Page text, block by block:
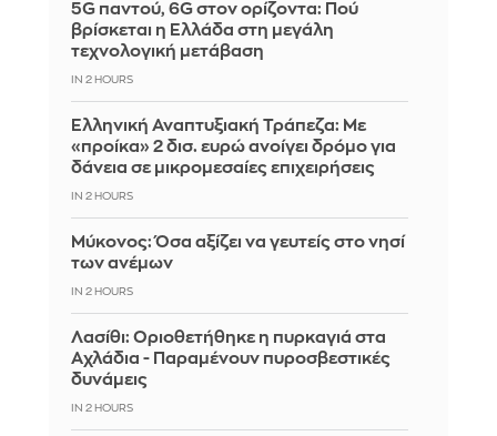
5G παντού, 6G στον ορίζοντα: Πού
βρίσκεται η Ελλάδα στη μεγάλη
τεχνολογική μετάβαση
IN 2 HOURS
Ελληνική Αναπτυξιακή Τράπεζα: Με
«προίκα» 2 δισ. ευρώ ανοίγει δρόμο για
δάνεια σε μικρομεσαίες επιχειρήσεις
IN 2 HOURS
Μύκονος: Όσα αξίζει να γευτείς στο νησί
των ανέμων
IN 2 HOURS
Λασίθι: Οριοθετήθηκε η πυρκαγιά στα
Αχλάδια - Παραμένουν πυροσβεστικές
δυνάμεις
IN 2 HOURS